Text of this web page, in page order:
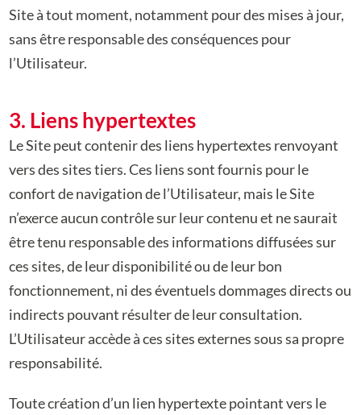
Site à tout moment, notamment pourdes mises à jour,
sans être responsable des conséquences pour
l’Utilisateur.
3. Liens hypertextes
Le Site peut contenir des liens hypertextes renvoyant
vers des sites tiers. Ces liens sont fournis pour le
confort de navigation de l’Utilisateur, mais le Site
n’exerce aucun contrôle sur leur contenu et ne saurait
être tenu responsable des informations diffusées sur
ces sites, de leur disponibilité ou de leur bon
fonctionnement, ni des éventuels dommages directs ou
indirects pouvant résulter de leur consultation.
L’Utilisateur accède à ces sites externes sous sa propre
responsabilité.
Toute création d’un lien hypertexte pointant vers le